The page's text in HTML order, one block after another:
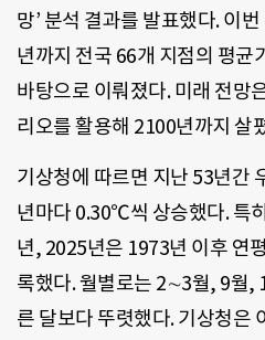
망’ 분석 결과를 발표했다. 이
년까지 전국 66개 지점의 평균
바탕으로 이뤄졌다. 미래 전망
리오를 활용해 2100년까지 살
기상청에 따르면 지난 53년간
년마다 0.30℃씩 상승했다. 특
년, 2025년은 1973년 이후 연
록했다. 월별로는 2∼3월, 9월,
른 달보다 뚜렷했다. 기상청은